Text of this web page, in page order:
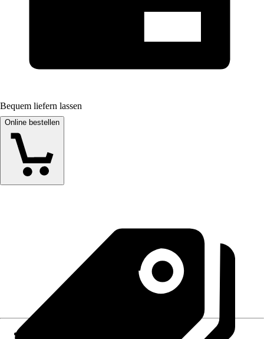
Bequem liefern lassen
Online bestellen